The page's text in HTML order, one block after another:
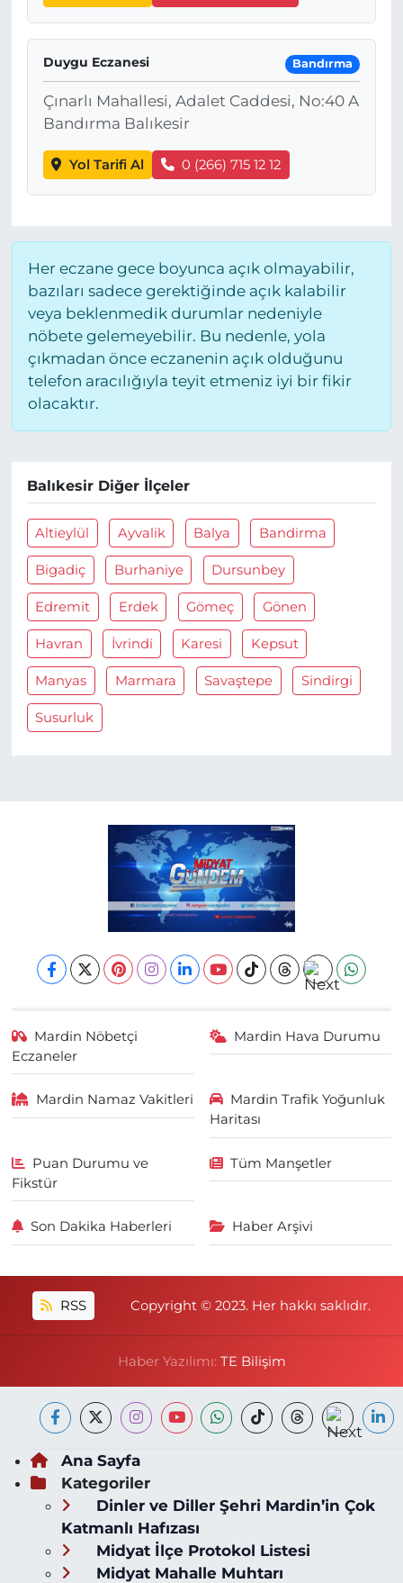
Duygu Eczanesi Bandırma
Çınarlı Mahallesi, Adalet Caddesi, No:40 A
Bandırma Balıkesir
Yol Tarifi Al 0 (266) 715 12 12
Her eczane gece boyunca açık olmayabilir,
bazıları sadece gerektiğinde açık kalabilir
veya beklenmedik durumlar nedeniyle
nöbete gelemeyebilir. Bu nedenle, yola
çıkmadan önce eczanenin açık olduğunu
telefon aracılığıyla teyit etmeniz iyi bir fikir
olacaktır.
Balıkesir Diğer İlçeler
Altieylül Ayvalik Balya Bandirma
Bigadiç Burhaniye Dursunbey
Edremit Erdek Gömeç Gönen
Havran İvrindi Karesi Kepsut
Manyas Marmara Savaştepe Sindirgi
Susurluk
Mardin Nöbetçi
Eczaneler
Mardin Hava Durumu
Mardin Namaz Vakitleri
Mardin Trafik Yoğunluk
Haritası
Puan Durumu ve
Fikstür
Tüm Manşetler
Son Dakika Haberleri Haber Arşivi
RSS Copyright © 2023. Her hakkı saklıdır.
Haber Yazılımı: TE Bilişim
Ana Sayfa
Kategoriler
Dinler ve Diller Şehri Mardin’in Çok
Katmanlı Hafızası
Midyat İlçe Protokol Listesi
Midyat Mahalle Muhtarı